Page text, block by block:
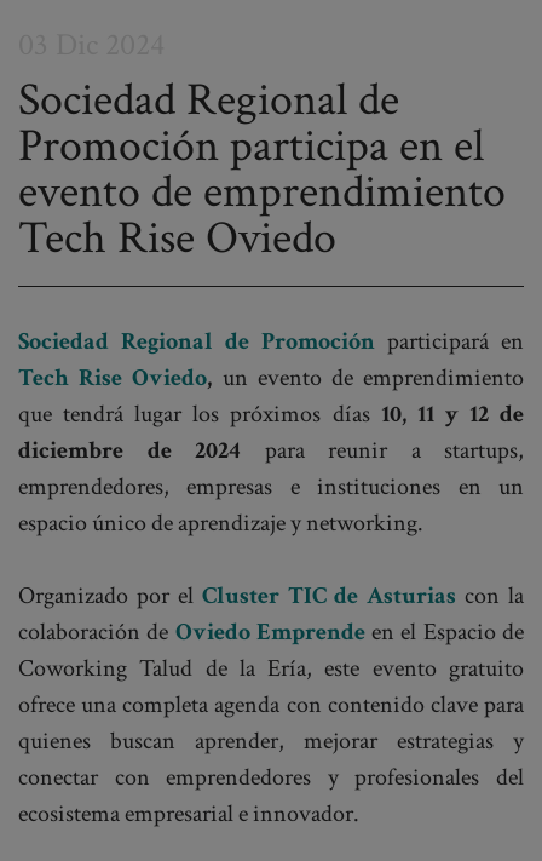
Sociedad Regional de
Promoción participa en el
evento de emprendimiento
Tech Rise Oviedo
Sociedad Regional de Promoción participará en
Tech Rise Oviedo, un evento de emprendimiento
que tendrá lugar los próximos días 10, 11 y 12 de
diciembre de 2024 para reunir a startups,
emprendedores, empresas e instituciones en un
espacio único de aprendizaje y networking.
Organizado por el Cluster TIC de Asturiascon la
colaboración de Oviedo Emprendeen el Espacio de
Coworking Talud de la Ería, este evento gratuito
ofrece una completa agenda con contenido clave para
quienes buscan aprender, mejorar estrategias y
conectar con emprendedores y profesionales del
ecosistema empresarial e innovador.
Post
navigation